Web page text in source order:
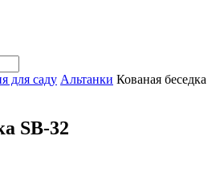
для саду Альтанки Кованая беседка
SB-32